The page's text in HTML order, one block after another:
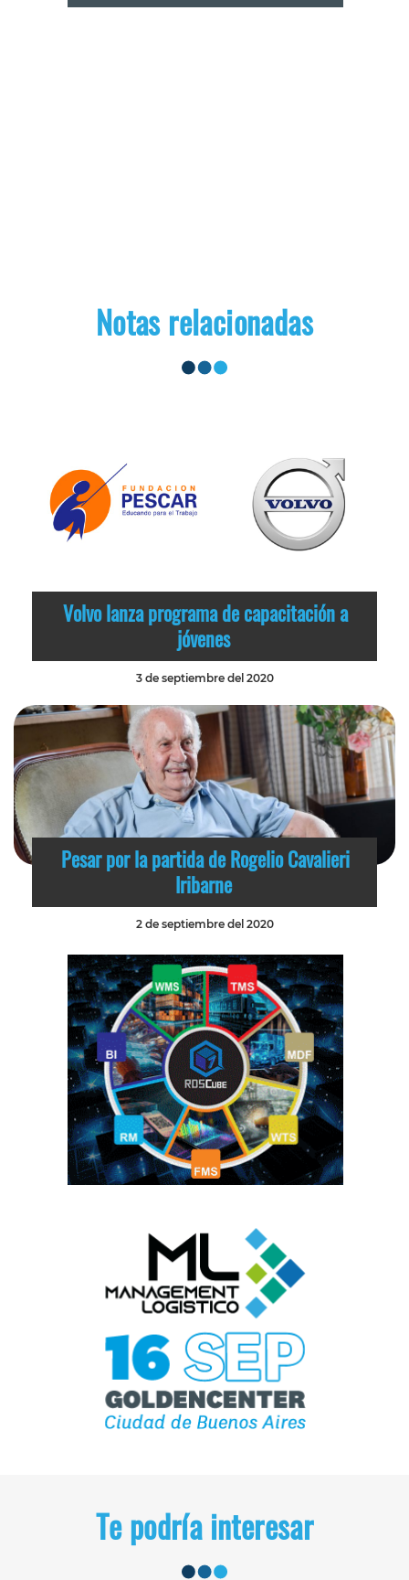
Notas relacionadas
Volvo lanza programa de capacitación a
jóvenes
3 de septiembre del 2020
Pesar por la partida de Rogelio Cavalieri
Iribarne
2 de septiembre del 2020
Te podría interesar